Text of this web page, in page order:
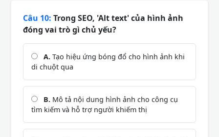
Câu 10: Trong SEO, 'Alt text' của hình ảnh
đóng vai trò gì chủ yếu?
A. Tạo hiệu ứng bóng đổ cho hình ảnh khi
di chuột qua
B. Mô tả nội dung hình ảnh cho công cụ
tìm kiếm và hỗ trợ người khiếm thị